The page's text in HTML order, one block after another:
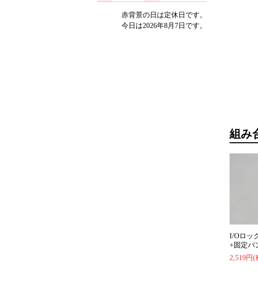
組み
I/Oロッ
+固定バ
2,519円(
赤背景の日は定休日です。
今日は2026年8月7日です。